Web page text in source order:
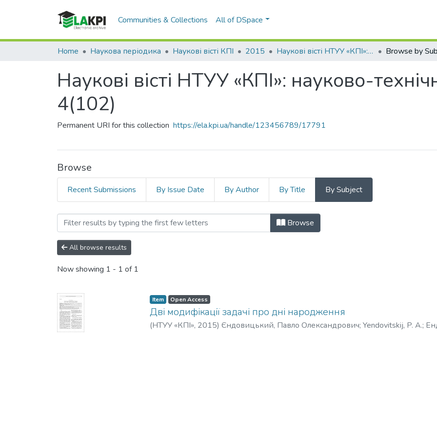
Communities & Collections All of DSpace
Home Наукова періодика Наукові вісті КПІ 2015 Наукові вісті НТУУ «КПІ»: науково-технічний журнал, № 4(102) Browse by
Наукові вісті НТУУ «КПІ»: науково-
4(102)
Permanent URI for this collection https://ela.kpi.ua/handle/123456789/17791
Browse
Recent Submissions By Issue Date By Author By Title By Subject
Browsing Наукові вісті НТУУ «КПІ»: науково-технічний
Browse
All browse results
Now showing 1 - 1 of 1
Item Open Access
Дві модифікації задачі про дні народження
(НТУУ «КПІ», 2015) Єндовицький, Павло Олександрович; Yendovitskij, P. A.;